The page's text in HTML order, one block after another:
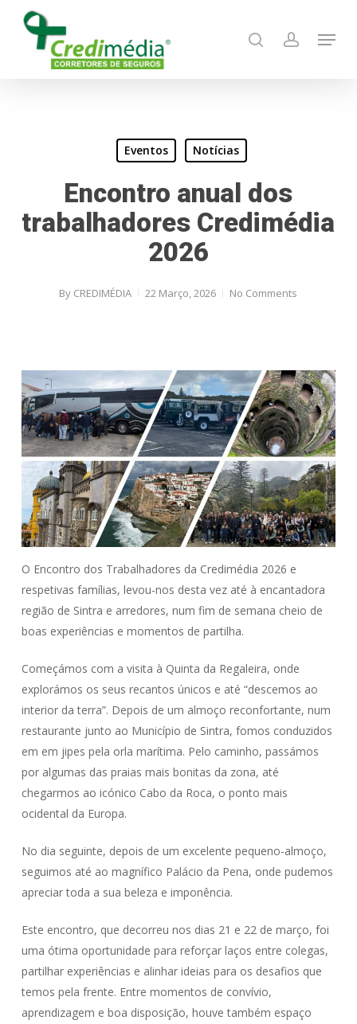
search account
Menu
Eventos Notícias
Encontro anual dos
trabalhadores Credimédia
2026
By CREDIMÉDIA 22 Março, 2026 No Comments
O Encontro dos Trabalhadores da Credimédia 2026 e
respetivas famílias, levou-nos desta vez até à encantadora
região de Sintra e arredores, num fim de semana cheio de
boas experiências e momentos de partilha.
Começámos com a visita à Quinta da Regaleira, onde
explorámos os seus recantos únicos e até “descemos ao
interior da terra”. Depois de um almoço reconfortante, num
restaurante junto ao Município de Sintra, fomos conduzidos
em em jipes pela orla marítima. Pelo caminho, passámos
por algumas das praias mais bonitas da zona, até
chegarmos ao icónico Cabo da Roca, o ponto mais
ocidental da Europa.
No dia seguinte, depois de um excelente pequeno-almoço,
seguimos até ao magnífico Palácio da Pena, onde pudemos
apreciar toda a sua beleza e imponência.
Este encontro, que decorreu nos dias 21 e 22 de março, foi
uma ótima oportunidade para reforçar laços entre colegas,
partilhar experiências e alinhar ideias para os desafios que
temos pela frente. Entre momentos de convívio,
aprendizagem e boa disposição, houve também espaço